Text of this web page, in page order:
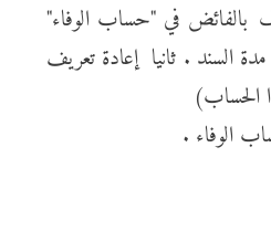
أمواله، حيث يتيح القانون في المادة 6 لمجلس الوزراء بالتصرف بالفائض في "حساب الوفاء"
السند . ثانيا إعادة تعريف
الحساب)
الوفاء .